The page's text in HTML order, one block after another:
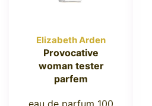
Elizabeth Arden
Provocative
woman tester
parfem